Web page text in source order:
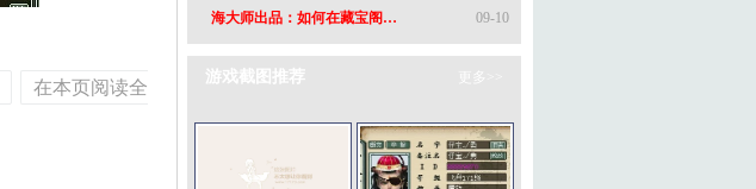
在本页阅读全
09-10
海大师出品：如何在藏宝阁…
游戏截图推荐